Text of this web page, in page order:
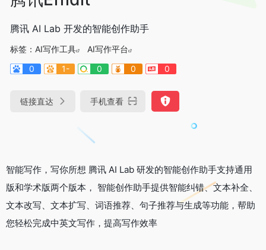
腾讯 AI Lab 开发的智能创作助手
标签： AI写作工具
AI写作平台
0
1- 0 0 0
链接直达 手机查看
智能写作，写你所想 腾讯 AI Lab 研发的智能创作助手支持通用
版和学术版两个版本， 智能创作助手提供智能纠错、文本补全、
文本改写、文本扩写、词语推荐、句子推荐与生成等功能，帮助
您轻松完成中英文写作，提高写作效率